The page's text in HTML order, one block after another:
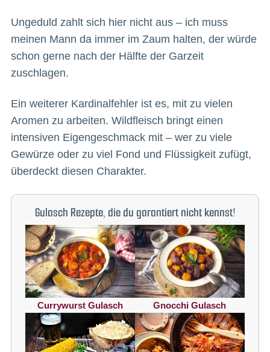
Ungeduld zahlt sich hier nicht aus – ich muss
meinen Mann da immer im Zaum halten, der würde
schon gerne nach der Hälfte der Garzeit
zuschlagen.
Ein weiterer Kardinalfehler ist es, mit zu vielen
Aromen zu arbeiten. Wildfleisch bringt einen
intensiven Eigengeschmack mit – wer zu viele
Gewürze oder zu viel Fond und Flüssigkeit zufügt,
überdeckt diesen Charakter.
Gulasch Rezepte, die du garantiert nicht kennst!
Currywurst Gulasch Gnocchi Gulasch